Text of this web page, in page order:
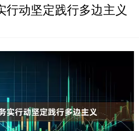
行动坚定践行多边主义